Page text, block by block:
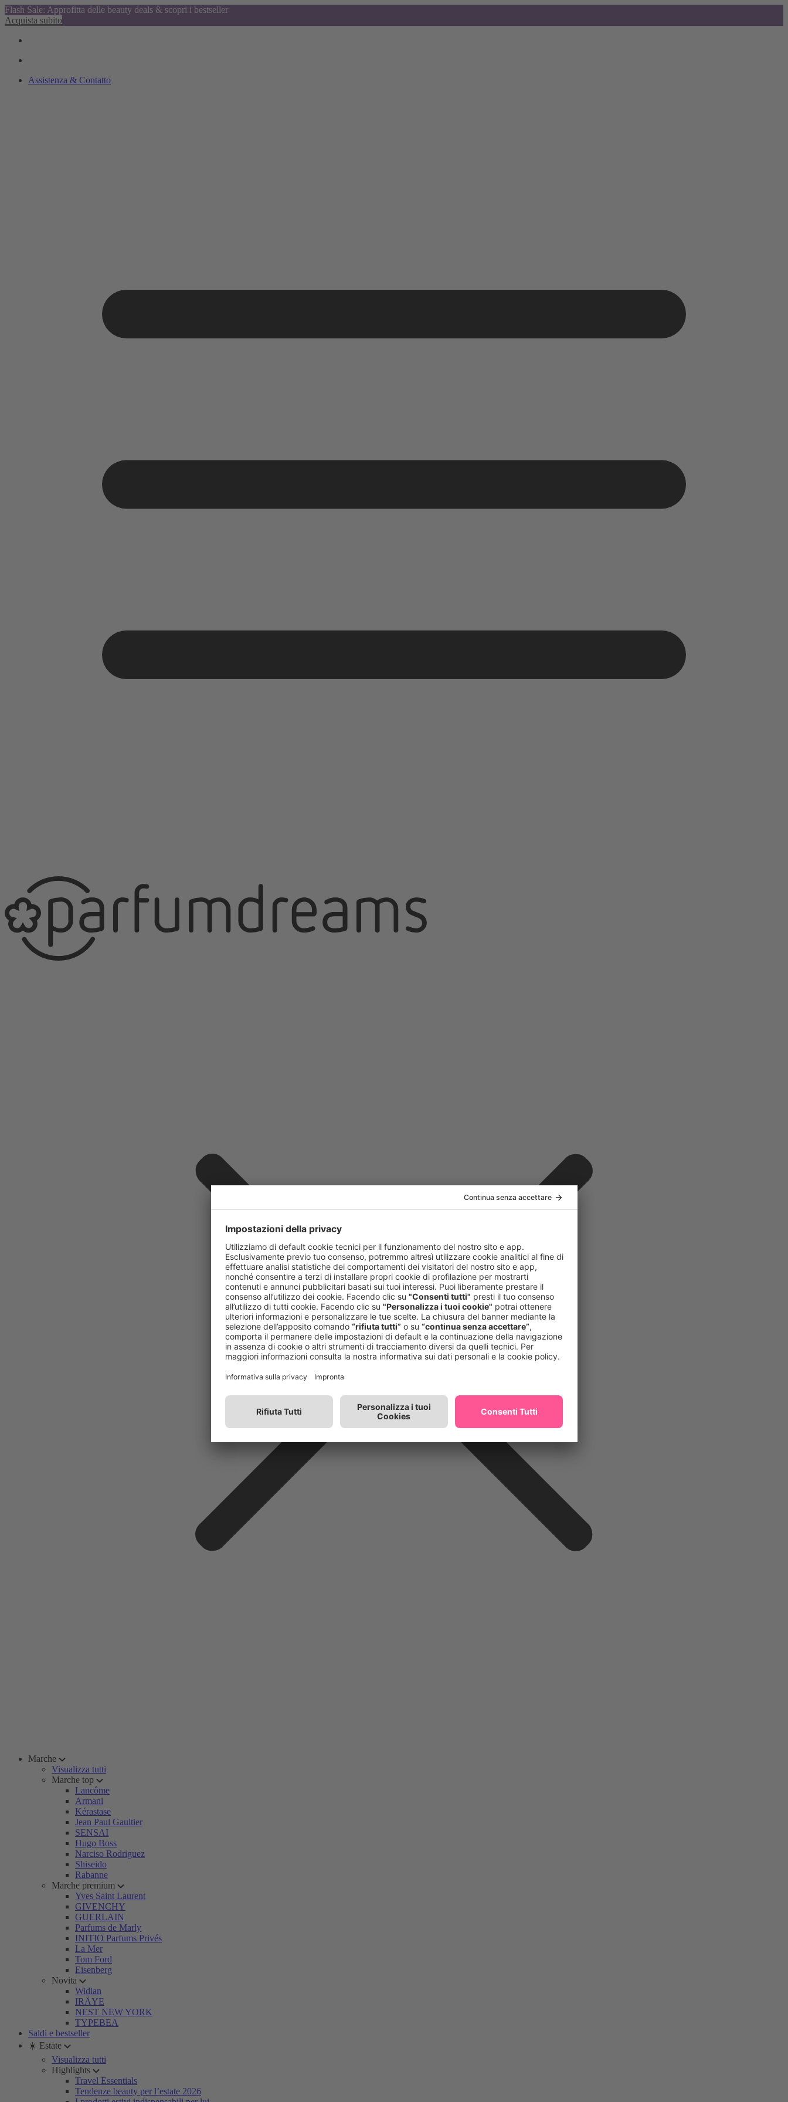
Flash Sale: Approfitta delle beauty deals & scopri i bestseller
Acquista subito
Assistenza & Contatto
Marche
Visualizza tutti
Marche top
Lancôme
Armani
Kérastase
Jean Paul Gaultier
SENSAI
Hugo Boss
Narciso Rodriguez
Shiseido
Rabanne
Marche premium
Yves Saint Laurent
GIVENCHY
GUERLAIN
Parfums de Marly
INITIO Parfums Privés
La Mer
Tom Ford
Eisenberg
Novita
Widian
IRÄYE
NEST NEW YORK
TYPEBEA
Saldi e bestseller
☀️ Estate
Visualizza tutti
Highlights
Travel Essentials
Tendenze beauty per l’estate 2026